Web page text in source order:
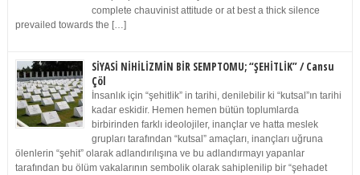
complete chauvinist attitude or at best a thick silence
prevailed towards the […]
SİYASİ NİHİLİZMİN BİR SEMPTOMU; “ŞEHİTLİK” / Cansu
Çöl
İnsanlık için “şehitlik” in tarihi, denilebilir ki “kutsal”ın tarihi
kadar eskidir. Hemen hemen bütün toplumlarda
birbirinden farklı ideolojiler, inançlar ve hatta meslek
grupları tarafından “kutsal” amaçları, inançları uğruna
ölenlerin “şehit” olarak adlandırılışına ve bu adlandırmayı yapanlar
tarafından bu ölüm vakalarının sembolik olarak sahiplenilip bir “şehadet